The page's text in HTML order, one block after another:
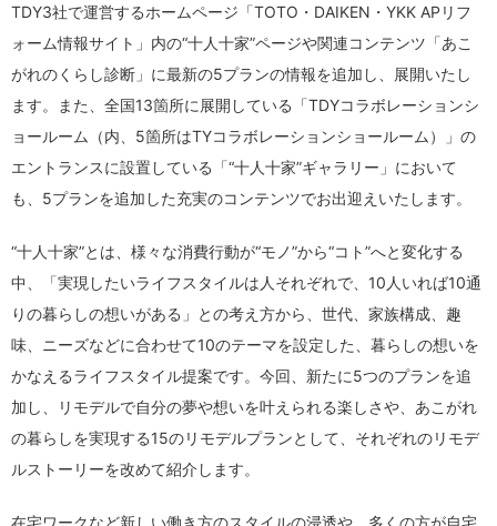
TDY3社で運営するホームページ「TOTO・DAIKEN・YKK APリフ
ォーム情報サイト」内の“十人十家”ページや関連コンテンツ「あこ
がれのくらし診断」に最新の5プランの情報を追加し、展開いたし
ます。また、全国13箇所に展開している「TDYコラボレーションシ
ョールーム（内、5箇所はTYコラボレーションショールーム）」の
エントランスに設置している「“十人十家”ギャラリー」において
も、5プランを追加した充実のコンテンツでお出迎えいたします。
“十人十家”とは、様々な消費行動が“モノ”から“コト”へと変化する
中、「実現したいライフスタイルは人それぞれで、10人いれば10通
りの暮らしの想いがある」との考え方から、世代、家族構成、趣
味、ニーズなどに合わせて10のテーマを設定した、暮らしの想いを
かなえるライフスタイル提案です。今回、新たに5つのプランを追
加し、リモデルで自分の夢や想いを叶えられる楽しさや、あこがれ
の暮らしを実現する15のリモデルプランとして、それぞれのリモデ
ルストーリーを改めて紹介します。
在宅ワークなど新しい働き方のスタイルの浸透や、多くの方が自宅